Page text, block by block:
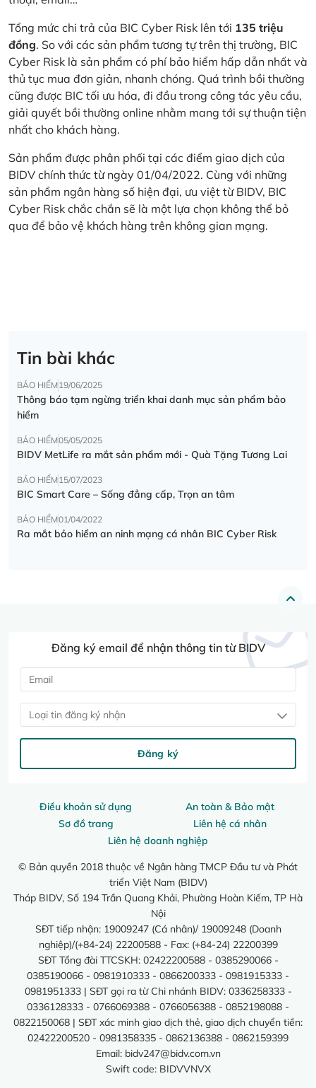
Tổng mức chi trả của BIC Cyber Risk lên tới 135 triệu
đồng. So với các sản phẩm tương tự trên thị trường, BIC
Cyber Risk là sản phẩm có phí bảo hiểm hấp dẫn nhất và
thủ tục mua đơn giản, nhanh chóng. Quá trình bồi thường
cũng được BIC tối ưu hóa, đi đầu trong công tác yêu cầu,
giải quyết bồi thường online nhằm mang tới sự thuận tiện
nhất cho khách hàng.
Sản phẩm được phân phối tại các điểm giao dịch của
BIDV chính thức từ ngày 01/04/2022. Cùng với những
sản phẩm ngân hàng số hiện đại, ưu việt từ BIDV, BIC
Cyber Risk chắc chắn sẽ là một lựa chọn không thể bỏ
qua để bảo vệ khách hàng trên không gian mạng.
Tin bài khác
BẢO HIỂM19/06/2025
Thông báo tạm ngừng triển khai danh mục sản phẩm bảo
hiểm
BẢO HIỂM05/05/2025
BIDV MetLife ra mắt sản phẩm mới - Quà Tặng Tương Lai
BẢO HIỂM15/07/2023
BIC Smart Care – Sống đẳng cấp, Trọn an tâm
BẢO HIỂM01/04/2022
Ra mắt bảo hiểm an ninh mạng cá nhân BIC Cyber Risk
Điều khoản sử dụng
An toàn & Bảo mật
Sơ đồ trang
Liên hệ cá nhân
Liên hệ doanh nghiệp
© Bản quyền 2018 thuộc về Ngân hàng TMCP Đầu tư và Phát
triển Việt Nam (BIDV)
Tháp BIDV, Số 194 Trần Quang Khải, Phường Hoàn Kiếm, TP Hà
Nội
SĐT tiếp nhận: 19009247 (Cá nhân)/ 19009248 (Doanh
nghiệp)/(+84-24) 22200588 - Fax: (+84-24) 22200399
SĐT Tổng đài TTCSKH: 02422200588 - 0385290066 -
0385190066 - 0981910333 - 0866200333 - 0981915333 -
0981951333 | SĐT gọi ra từ Chi nhánh BIDV: 0336258333 -
0336128333 - 0766069388 - 0766056388 - 0852198088 -
0822150068 | SĐT xác minh giao dịch thẻ, giao dịch chuyển tiền:
02422200520 - 0981358335 - 0862136388 - 0862159399
Email: bidv247@bidv.com.vn
Swift code: BIDVVNVX
Đăng ký email để nhận thông tin từ BIDV
Loại tin đăng ký nhận
Đăng ký